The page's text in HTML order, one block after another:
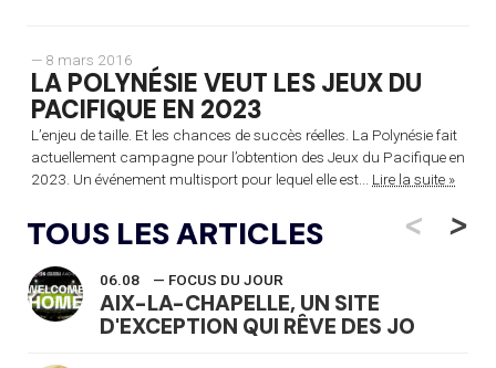
— 8 mars 2016
LA POLYNÉSIE VEUT LES JEUX DU
PACIFIQUE EN 2023
L’enjeu de taille. Et les chances de succès réelles. La Polynésie fait
actuellement campagne pour l’obtention des Jeux du Pacifique en
2023. Un événement multisport pour lequel elle est... Lire la suite »
TOUS LES ARTICLES <
06.08 — FOCUS DU JOUR
AIX-LA-CHAPELLE, UN SITE
D'EXCEPTION QUI RÊVE DES JO
>